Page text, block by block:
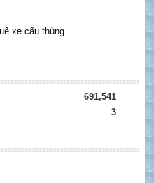
xe cẩu thùng
691,541
3